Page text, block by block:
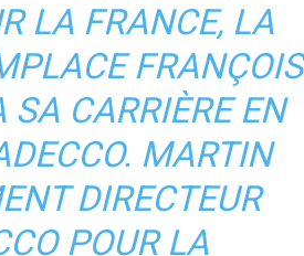
LA FRANCE, LA
FRANÇOIS
SA CARRIÈRE EN
MARTIN
DIRECTEUR
POUR LA